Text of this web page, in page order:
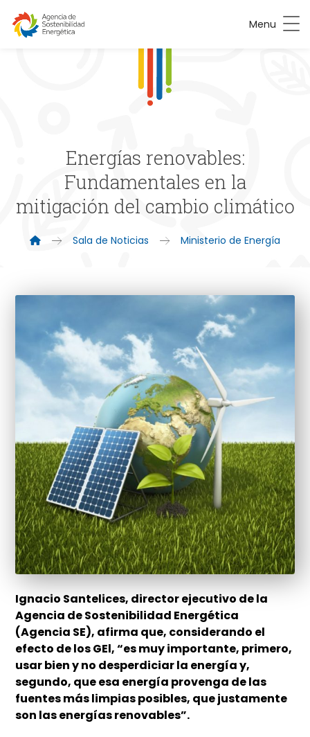
Menu
Energías renovables:
Fundamentales en la
mitigación del cambio climático
Sala de Noticias Ministerio de Energía
Ignacio Santelices, director ejecutivo de la
Agencia de Sostenibilidad Energética
(Agencia SE), afirma que, considerando el
efecto de los GEl, “es muy importante, primero,
usar bien y no desperdiciar la energía y,
segundo, que esa energía provenga de las
fuentes más limpias posibles, que justamente
son las energías renovables”.